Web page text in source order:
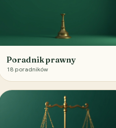
Poradnik prawny
18 poradników